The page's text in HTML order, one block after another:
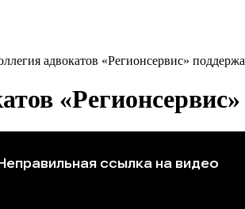
адвокатов «Регионсервис»